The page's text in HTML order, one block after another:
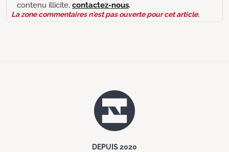
contenu illicite, contactez-nous.
La zone commentaires n'est pas ouverte pour cet article.
DEPUIS 2020